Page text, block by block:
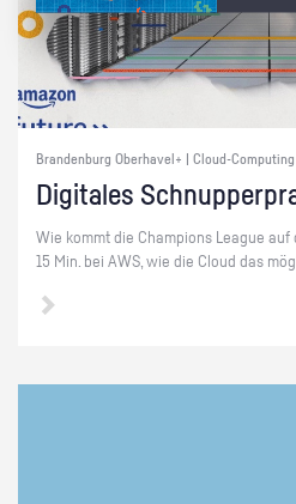
Brandenburg Oberhavel+ | Cloud-Computing
Di­gi­ta­les
Wie kommt die Cham­pi­ons Le­ague
15 Min. bei AWS, wie die Cloud das